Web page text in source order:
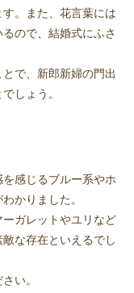
。また、花言葉には
ので、結婚式にふさ
で、新郎新婦の門出
しょう。
感じるブルー系やホ
かりました。
ガレットやユリなど
な存在といえるでし
い。